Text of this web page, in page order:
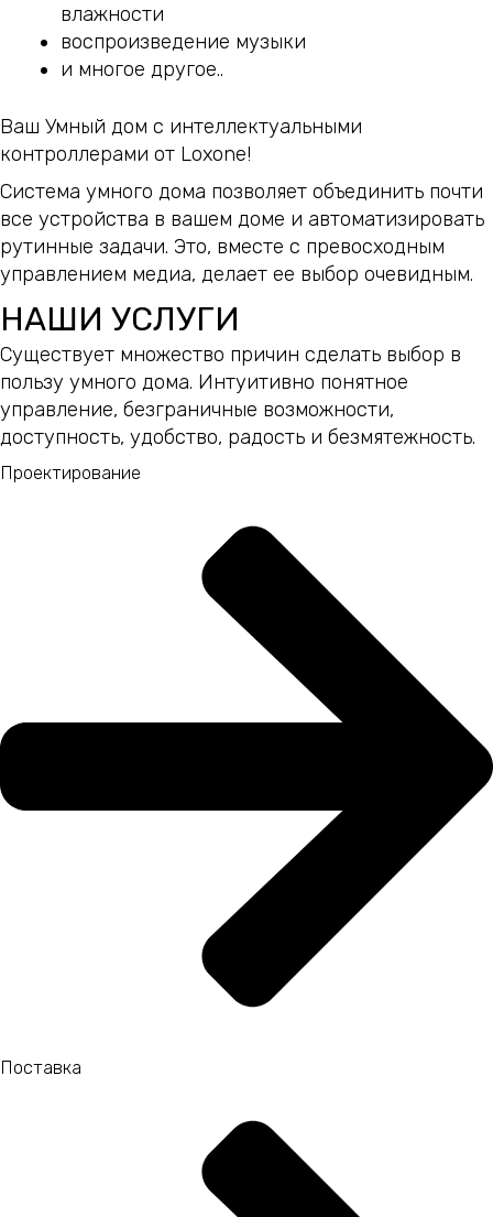
влажности
воспроизведение музыки
и многое другое..
Ваш Умный дом с интеллектуальными
контроллерами от Loxone!
Система умного дома позволяет объединить почти
все устройства в вашем доме и автоматизировать
рутинные задачи. Это, вместе с превосходным
управлением медиа, делает ее выбор очевидным.
НАШИ УСЛУГИ
Существует множество причин сделать выбор в
пользу умного дома. Интуитивно понятное
управление, безграничные возможности,
доступность, удобство, радость и безмятежность.
Проектирование
Поставка